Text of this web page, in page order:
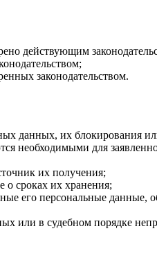
действующим
законодательством.
данных, их блокирования
необходимыми для
их получения;
о сроках их хранения;
его персональные данные,
или в судебном порядке